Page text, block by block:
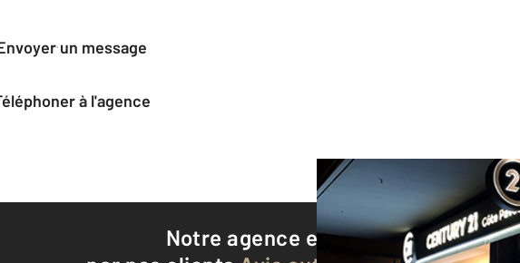
Envoyer un message
Téléphoner à l'agence
Notre agence est notée9,4/10